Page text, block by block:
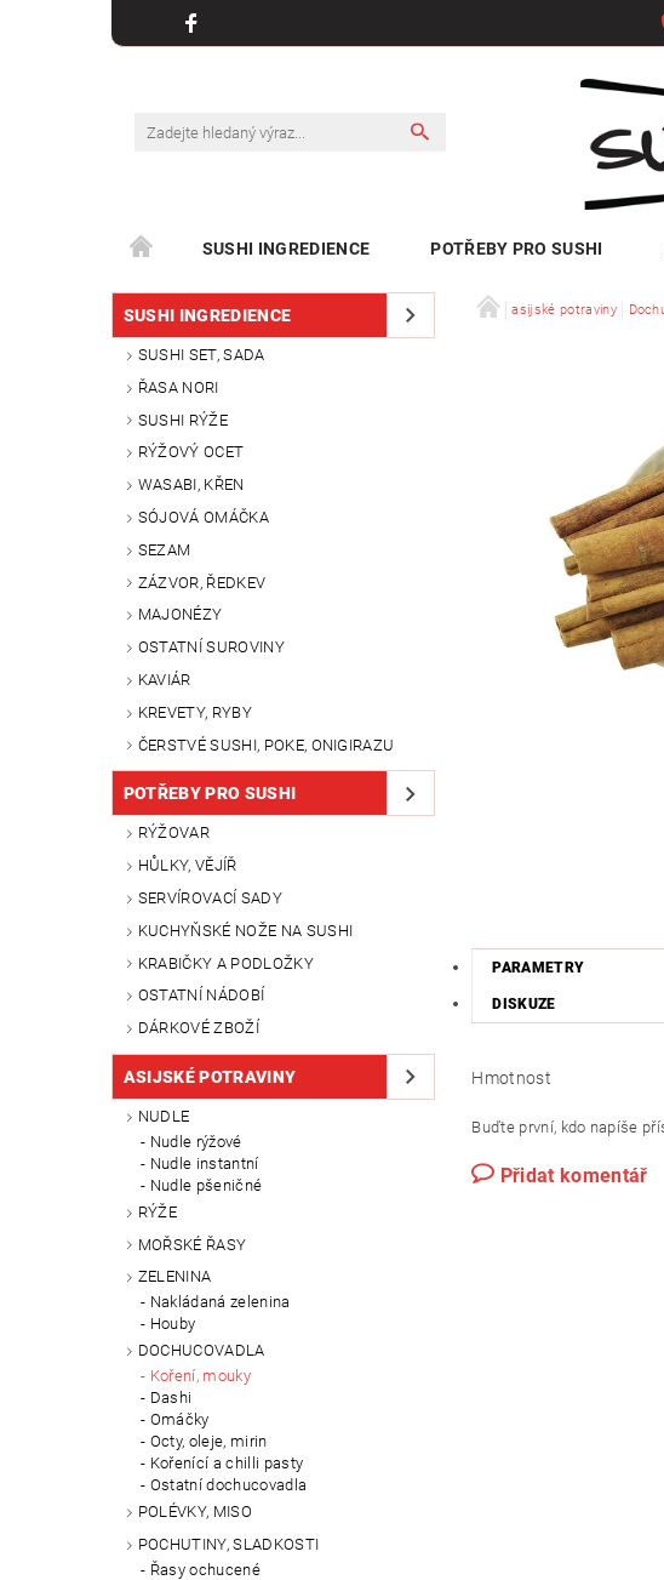
SUSHI INGREDIENCE POTŘEBY PRO SUSHI
KONTAKT
SUSHI INGREDIENCE
SUSHI SET, SADA
ŘASA NORI
SUSHI RÝŽE
RÝŽOVÝ OCET
WASABI, KŘEN
SÓJOVÁ OMÁČKA
SEZAM
ZÁZVOR, ŘEDKEV
MAJONÉZY
OSTATNÍ SUROVINY
KAVIÁR
KREVETY, RYBY
ČERSTVÉ SUSHI, POKE, ONIGIRAZU
POTŘEBY PRO SUSHI
RÝŽOVAR
HŮLKY, VĚJÍŘ
SERVÍROVACÍ SADY
KUCHYŇSKÉ NOŽE NA SUSHI
KRABIČKY A PODLOŽKY
OSTATNÍ NÁDOBÍ
DÁRKOVÉ ZBOŽÍ
ASIJSKÉ POTRAVINY
NUDLE
Nudle rýžové
Nudle instantní
Nudle pšeničné
RÝŽE
MOŘSKÉ ŘASY
ZELENINA
Nakládaná zelenina
Houby
DOCHUCOVADLA
Koření, mouky
Dashi
Omáčky
Octy, oleje, mirin
Kořenící a chilli pasty
Ostatní dochucovadla
POLÉVKY, MISO
POCHUTINY, SLADKOSTI
Řasy ochucené
asijské potraviny
PARAMETRY
DISKUZE
Hmotnost
Buďte první, kdo napíše
Přidat komentář